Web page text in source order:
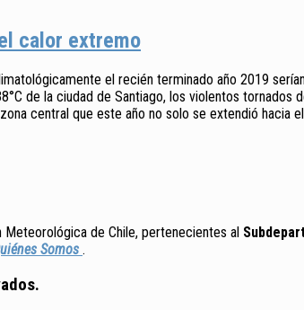
calor extremo
el recién terminado año 2019
de la ciudad de Santiago, los violentos
central que este año no solo se extendió hacia
de Chile, pertenecientes al
Somos .